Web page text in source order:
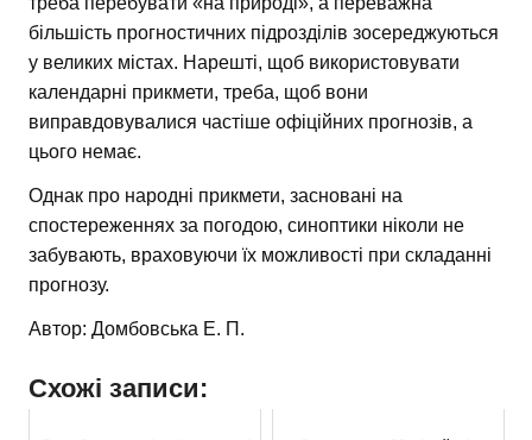
більшість прогностичних підрозділів зосереджуються
у великих містах. Нарешті, щоб використовувати
календарні прикмети, треба, щоб вони
виправдовувалися частіше офіційних прогнозів, а
цього немає.
Однак про народні прикмети, засновані на
спостереженнях за погодою, синоптики ніколи не
забувають, враховуючи їх можливості при складанні
прогнозу.
Автор: Домбовська Е. П.
Схожі записи: